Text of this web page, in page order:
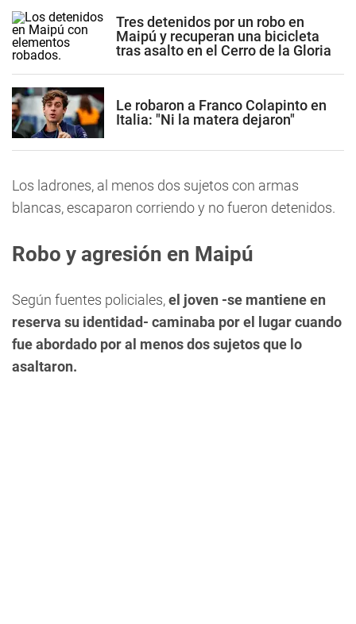
Tres detenidos por un robo en
Maipú y recuperan una bicicleta
tras asalto en el Cerro de la Gloria
Le robaron a Franco Colapinto en
Italia: "Ni la matera dejaron"
Los ladrones, al menos dos sujetos con armas
blancas, escaparon corriendo y no fueron detenidos.
Robo y agresión en Maipú
Según fuentes policiales,el joven -se mantiene en
reserva su identidad- caminaba por el lugar cuando
fue abordado por al menos dos sujetos que lo
asaltaron.